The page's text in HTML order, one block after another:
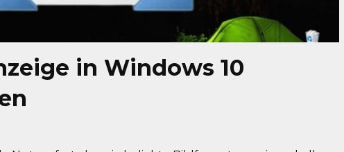
in Windows 10